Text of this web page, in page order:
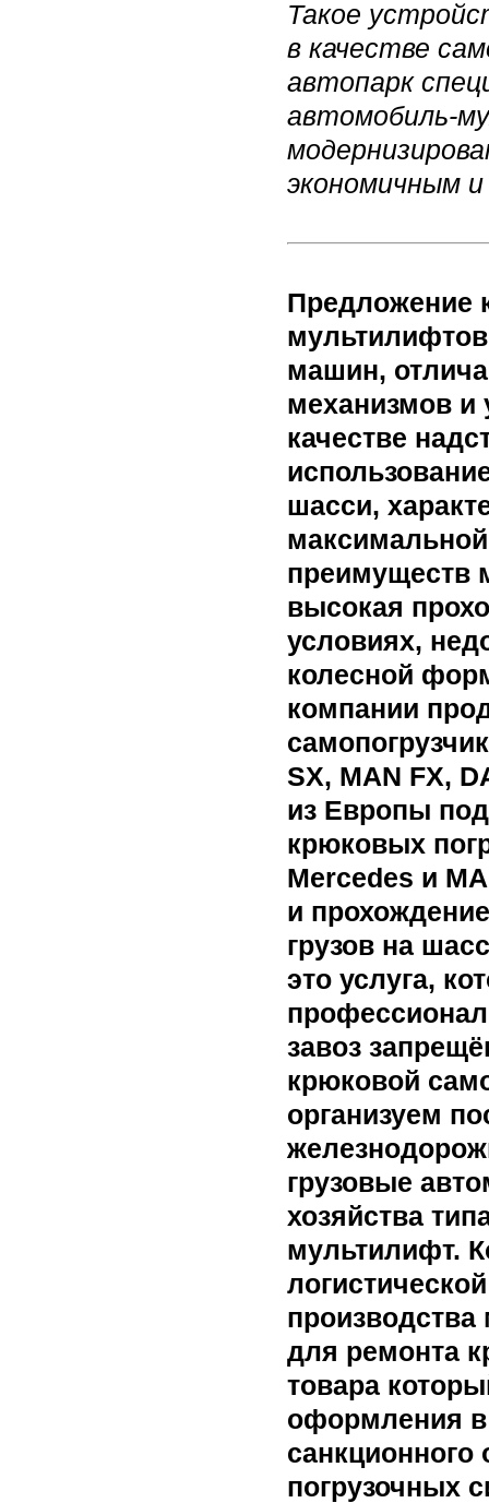
Такое
в качестве
автопарк
автомобиль-
экономичным
Предложение
мультилифтов
машин,
механизмов и
качестве
шасси,
преимуществ
высокая
условиях,
колесной
компании
SX, MAN FX,
из Европы
крюковых
Mercedes и
и
грузов на
это услуга,
завоз
крюковой
организуем
грузовые
хозяйства
мультилифт.
производства
для ремонта
товара
оформления
погрузочных